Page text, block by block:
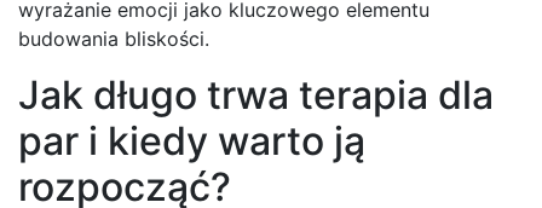
wyrażanie emocji jako kluczowego elementu
budowania bliskości.
Jak długo trwa terapia dla
par i kiedy warto ją
rozpocząć?